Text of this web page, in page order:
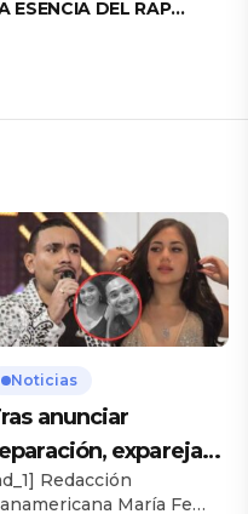
ESENCIA DEL RAP
Noticias
anunciar
expareja
Josimar expone
Redacción
María Fe